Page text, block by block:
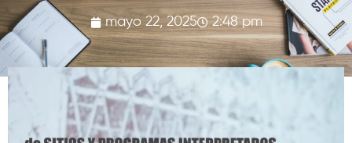
mayo 22, 2025 2:48 pm